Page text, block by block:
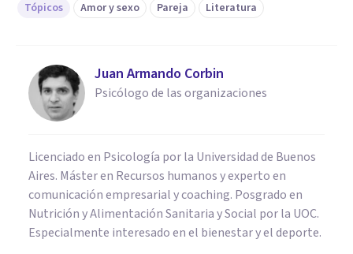
Tópicos Amor y sexo Pareja Literatura
Juan Armando Corbin
Psicólogo de las organizaciones
Licenciado en Psicología por la Universidad de Buenos
Aires. Máster en Recursos humanos y experto en
comunicación empresarial y coaching. Posgrado en
Nutrición y Alimentación Sanitaria y Social por la UOC.
Especialmente interesado en el bienestar y el deporte.